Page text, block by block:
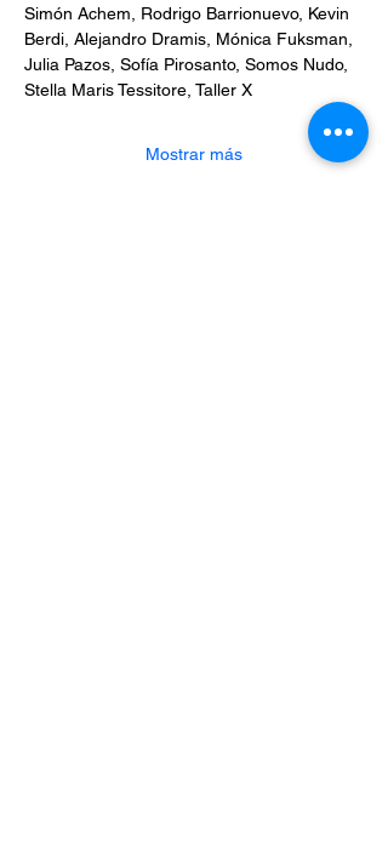
Simón Achem, Rodrigo Barrionuevo, Kevin
Berdi, Alejandro Dramis, Mónica Fuksman,
Julia Pazos, Sofía Pirosanto, Somos Nudo,
Stella Maris Tessitore, Taller X
Mostrar más